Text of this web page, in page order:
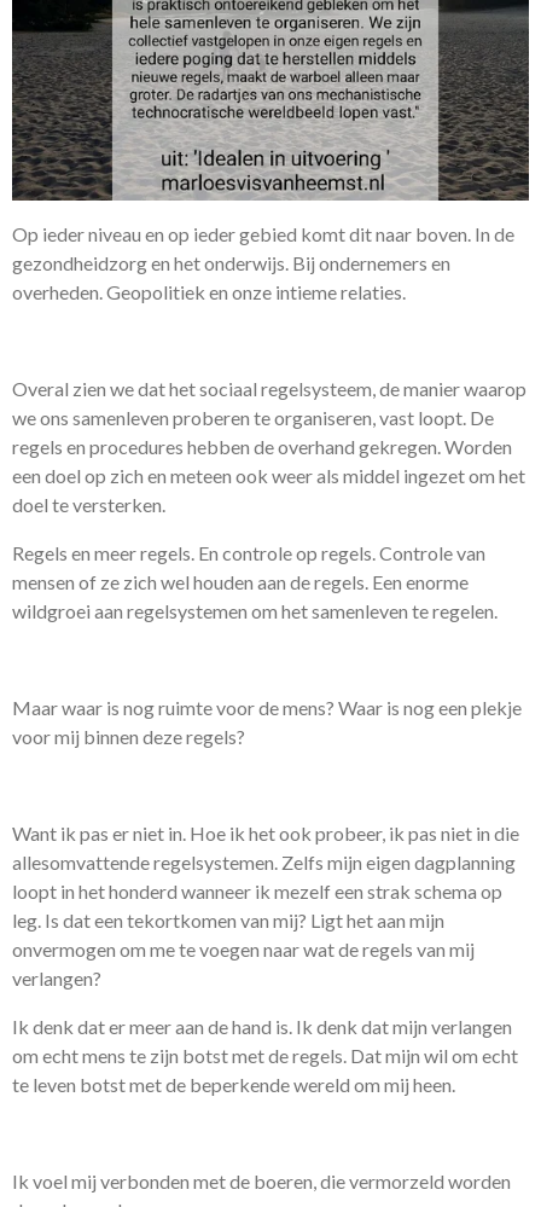
Op ieder niveau en op ieder gebied komt dit naar boven. In de
gezondheidzorg en het onderwijs. Bij ondernemers en
overheden. Geopolitiek en onze intieme relaties.
Overal zien we dat het sociaal regelsysteem, de manier waarop
we ons samenleven proberen te organiseren, vast loopt. De
regels en procedures hebben de overhand gekregen. Worden
een doel op zich en meteen ook weer als middel ingezet om het
doel te versterken.
Regels en meer regels. En controle op regels. Controle van
mensen of ze zich wel houden aan de regels. Een enorme
wildgroei aan regelsystemen om het samenleven te regelen.
Maar waar is nog ruimte voor de mens? Waar is nog een plekje
voor mij binnen deze regels?
Want ik pas er niet in. Hoe ik het ook probeer, ik pas niet in die
allesomvattende regelsystemen. Zelfs mijn eigen dagplanning
loopt in het honderd wanneer ik mezelf een strak schema op
leg. Is dat een tekortkomen van mij? Ligt het aan mijn
onvermogen om me te voegen naar wat de regels van mij
verlangen?
Ik denk dat er meer aan de hand is. Ik denk dat mijn verlangen
om echt mens te zijn botst met de regels. Dat mijn wil om echt
te leven botst met de beperkende wereld om mij heen.
Ik voel mij verbonden met de boeren, die vermorzeld worden